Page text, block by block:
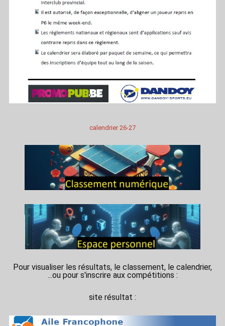
calendrier 26-27
Pour visualiser les résultats, le classement, le calendrier,
...ou pour s'inscrire aux compétitions :
site résultat :